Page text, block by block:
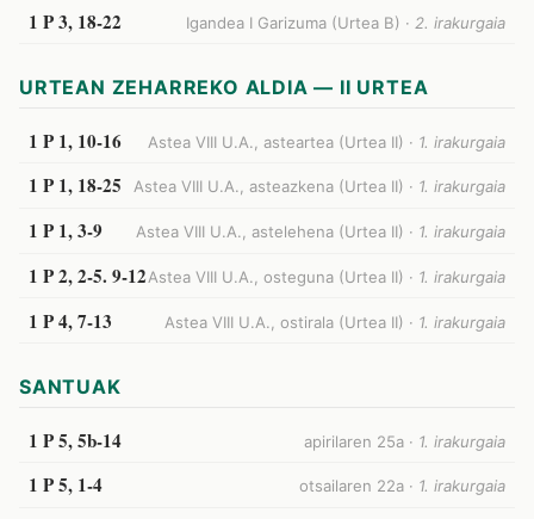
1 P 3, 18-22 Igandea I Garizuma (Urtea B) · 2. irakurgaia
URTEAN ZEHARREKO ALDIA — II URTEA
1 P 1, 10-16 Astea VIII U.A., asteartea (Urtea II) · 1. irakurgaia
1 P 1, 18-25 Astea VIII U.A., asteazkena (Urtea II) · 1. irakurgaia
1 P 1, 3-9 Astea VIII U.A., astelehena (Urtea II) · 1. irakurgaia
1 P 2, 2-5. 9-12Astea VIII U.A., osteguna (Urtea II) · 1. irakurgaia
1 P 4, 7-13 Astea VIII U.A., ostirala (Urtea II) · 1. irakurgaia
SANTUAK
1 P 5, 5b-14 apirilaren 25a · 1. irakurgaia
1 P 5, 1-4 otsailaren 22a · 1. irakurgaia